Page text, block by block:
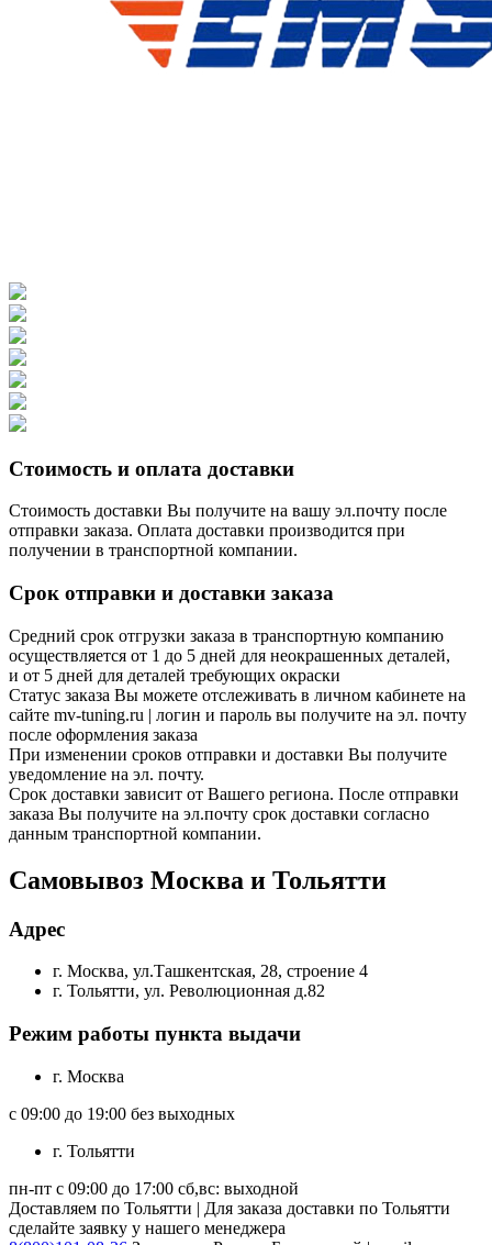
Стоимость и оплата доставки
Стоимость доставки Вы получите на вашу эл.почту после
отправки заказа. Оплата доставки производится при
получении в транспортной компании.
Срок отправки и доставки заказа
Средний срок отгрузки заказа в транспортную компанию
осуществляется от 1 до 5 дней для неокрашенных деталей,
и от 5 дней для деталей требующих окраски
Статус заказа Вы можете отслеживать в личном кабинете на
сайте mv-tuning.ru | логин и пароль вы получите на эл. почту
после оформления заказа
При изменении сроков отправки и доставки Вы получите
уведомление на эл. почту.
Срок доставки зависит от Вашего региона. После отправки
заказа Вы получите на эл.почту срок доставки согласно
данным транспортной компании.
Самовывоз Москва и Тольятти
Адрес
г. Москва, ул.Ташкентская, 28, строение 4
г. Тольятти, ул. Революционная д.82
Режим работы пункта выдачи
г. Москва
с 09:00 до 19:00 без выходных
г. Тольятти
пн-пт с 09:00 до 17:00 сб,вс: выходной
Доставляем по Тольятти | Для заказа доставки по Тольятти
сделайте заявку у нашего менеджера